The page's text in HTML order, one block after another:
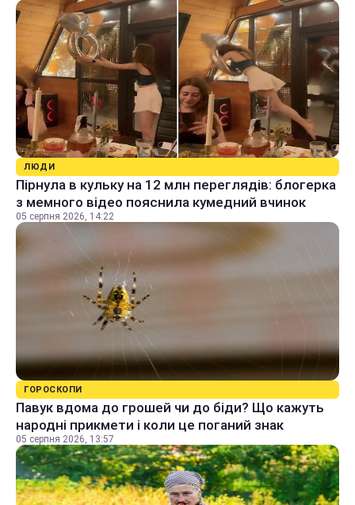
ЛЮДИ
Пірнула в кульку на 12 млн переглядів: блогерка
з мемного відео пояснила кумедний вчинок
05 серпня 2026, 14:22
ГОРОСКОПИ
Павук вдома до грошей чи до біди? Що кажуть
народні прикмети і коли це поганий знак
05 серпня 2026, 13:57